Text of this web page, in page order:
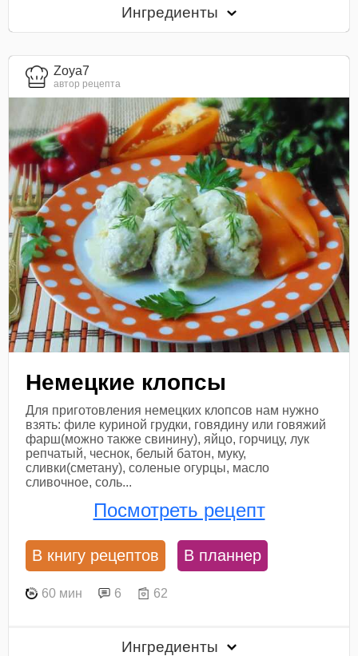
Ингредиенты
Zoya7
автор рецепта
Немецкие клопсы
Для приготовления немецких клопсов нам нужно
взять: филе куриной грудки, говядину или говяжий
фарш(можно также свинину), яйцо, горчицу, лук
репчатый, чеснок, белый батон, муку,
сливки(сметану), соленые огурцы, масло
сливочное, соль...
Посмотреть рецепт
В книгу рецептов В планнер
60 мин 6 62
Ингредиенты